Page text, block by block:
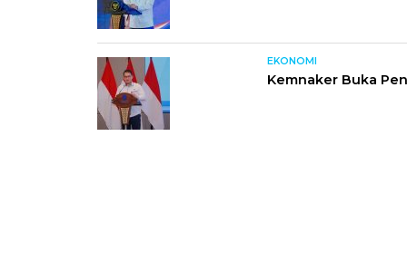
EKONOMI
Kemnaker Buka